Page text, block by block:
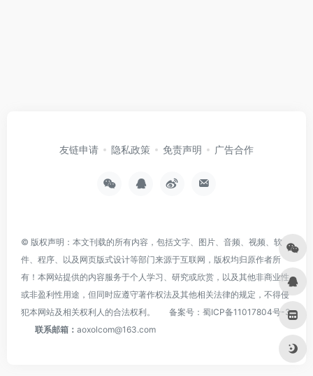
友链申请 隐私政策 免责声明 广告合作
© 版权声明：本文刊载的所有内容，包括文字、图片、音频、视频、软
件、程序、以及网页版式设计等部门来源于互联网，版权均归原作者所
有！本网站提供的内容服务于个人学习、研究或欣赏，以及其他非商业性
或非盈利性用途，但同时应遵守著作权法及其他相关法律的规定，不得侵
犯本网站及相关权利人的合法权利。
备案号： 蜀ICP备11017804号-3
联系邮箱： aoxolcom@163.com